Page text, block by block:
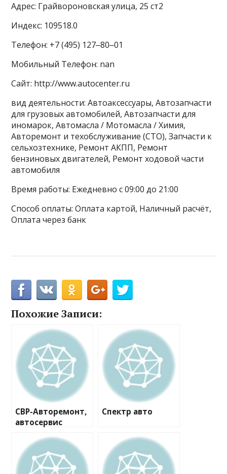
Адрес: Грайвороновская улица, 25 ст2
Индекс: 109518.0
Телефон: +7 (495) 127‒80‒01
Мобильный Телефон: nan
Сайт: http://www.autocenter.ru
вид деятельности: Автоаксессуары, Автозапчасти
для грузовых автомобилей, Автозапчасти для
иномарок, Автомасла / Мотомасла / Химия,
Авторемонт и техобслуживание (СТО), Запчасти к
сельхозтехнике, Ремонт АКПП, Ремонт
бензиновых двигателей, Ремонт ходовой части
автомобиля
Время работы: Ежедневно с 09:00 до 21:00
Способ оплаты: Оплата картой, Наличный расчёт,
Оплата через банк
Похожие Записи:
СВР-Авторемонт,
автосервис
Спектр авто